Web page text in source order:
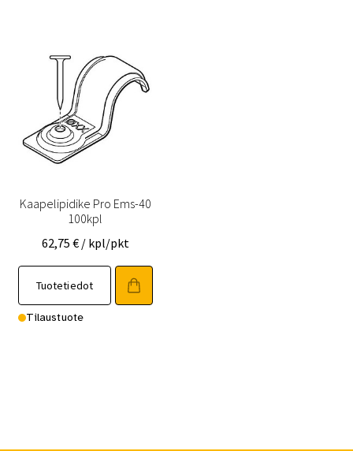
Kaapelipidike Pro Ems-40
100kpl
62,75 € / kpl/pkt
Tuotetiedot
Tilaustuote